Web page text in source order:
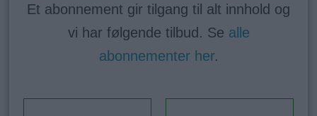
Et abonnement gir tilgang til alt innhold og
vi har følgende tilbud. Se alle
abonnementer her.